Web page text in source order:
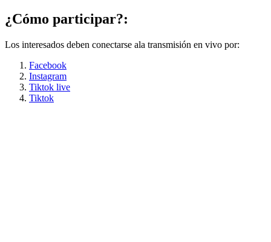
¿Cómo participar?:
Los interesados deben conectarse ala transmisión en vivo por:
Facebook
Instagram
Tiktok live
Tiktok